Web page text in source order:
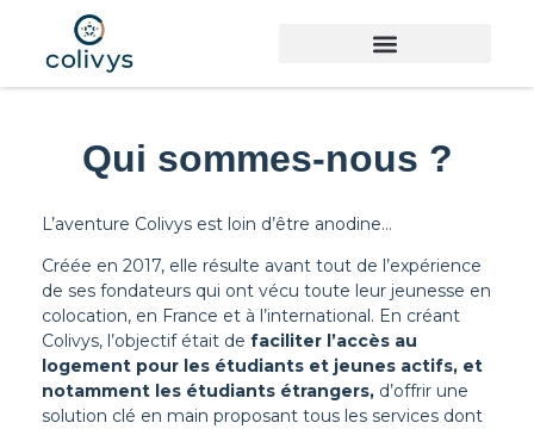
Qui sommes-nous ?
L’aventure Colivys est loin d’être anodine…
Créée en 2017, elle résulte avant tout de l’expérience
de ses fondateurs qui ont vécu toute leur jeunesse en
colocation, en France et à l’international. En créant
Colivys, l’objectif était de faciliter l’accès au
logement pour les étudiants et jeunes actifs, et
notamment les étudiants étrangers, d’offrir une
solution clé en main proposant tous les services dont